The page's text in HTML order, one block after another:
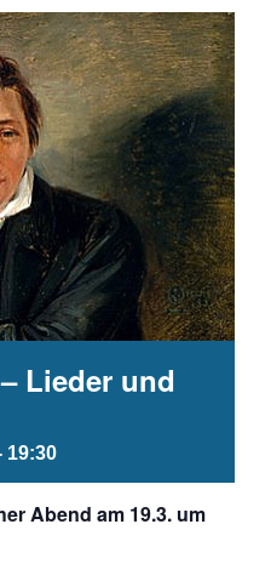
Lieder und
19:30
Abend am 19.3. um